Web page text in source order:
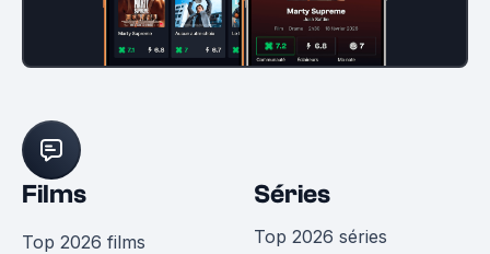
Films
Top 2026 films
Séries
Top 2026 séries